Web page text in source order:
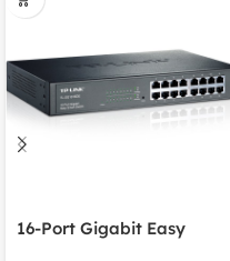
16-Port Gigabit Easy